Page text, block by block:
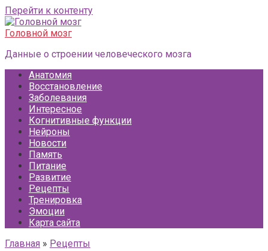
Перейти к контенту
Головной мозг
Данные о строении человеческого мозга
Анатомия
Восстановление
Заболевания
Интересное
Когнитивные функции
Нейроны
Новости
Память
Питание
Развитие
Рецепты
Тренировка
Эмоции
Карта сайта
Главная » Рецепты